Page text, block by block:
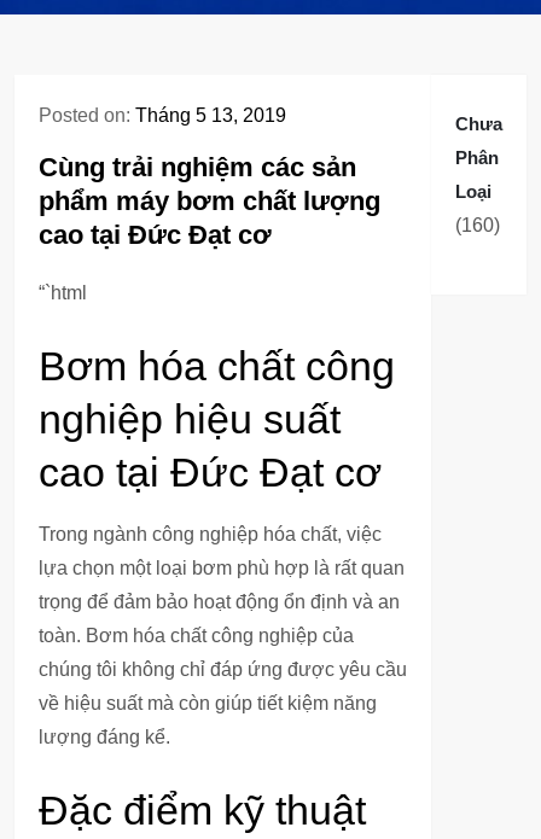
Posted on: Tháng 5 13, 2019
Cùng trải nghiệm các sản
phẩm máy bơm chất lượng
cao tại Đức Đạt cơ
“`html
Bơm hóa chất công
nghiệp hiệu suất
cao tại Đức Đạt cơ
Trong ngành công nghiệp hóa chất, việc
lựa chọn một loại bơm phù hợp là rất quan
trọng để đảm bảo hoạt động ổn định và an
toàn. Bơm hóa chất công nghiệp của
chúng tôi không chỉ đáp ứng được yêu cầu
về hiệu suất mà còn giúp tiết kiệm năng
lượng đáng kể.
Đặc điểm kỹ thuật
Chưa
Phân
Loại
160160